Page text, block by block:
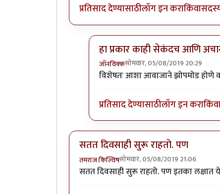
प्रतिसाद देण्यासाठीलॉग इन कराकिंवा
हा प्रकार काही सेकंदच आणि
जॉनविक्कसोमवार, 05/08/2019 20:29
In reply toडॉक्टर साहेब मला संभाषणं
विशेषतः आशा आवाजाने झोपमोड होणे
प्रतिसाद देण्यासाठीलॉग इन करा
सतत दिवसाही सुरू राहतो. पण
तमराज किल्विषसोमवार, 05/08/2019 21:06
सतत दिवसाही सुरू राहतो. पण इतका लक्षात